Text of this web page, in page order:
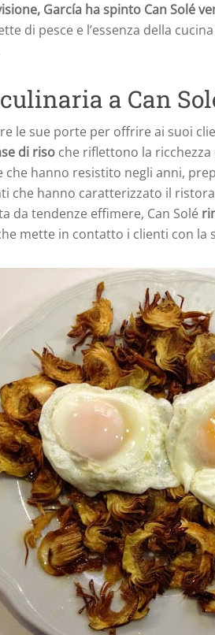
García ha spinto Can Solé
di pesce e l’essenza della
a Can
le sue porte per offrire ai suoi
di riso che riflettono la
hanno resistito negli anni,
che hanno caratterizzato il
da tendenze effimere, Can Solé
mette in contatto i clienti con la